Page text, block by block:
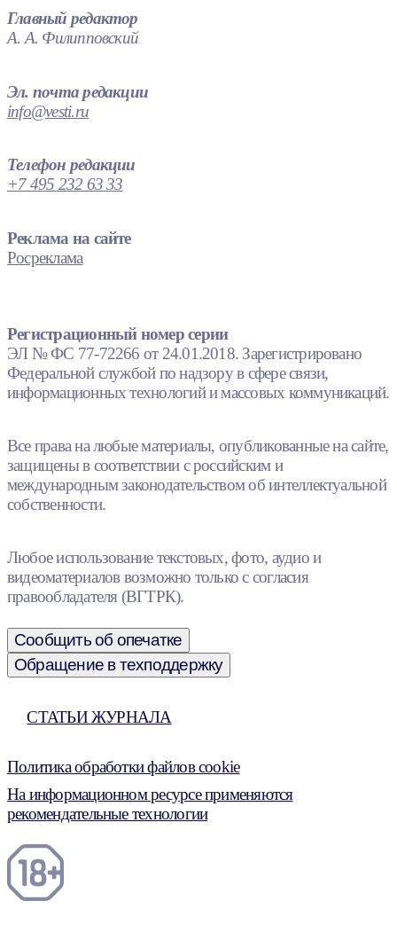
Главный редактор
А. А. Филипповский
Эл. почта редакции
info@vesti.ru
Телефон редакции
+7 495 232 63 33
Реклама на сайте
Росреклама
Регистрационный номер серии
ЭЛ № ФС 77-72266 от 24.01.2018. Зарегистрировано
Федеральной службой по надзору в сфере связи,
информационных технологий и массовых коммуникаций.
Все права на любые материалы, опубликованные на сайте,
защищены в соответствии с российским и
международным законодательством об интеллектуальной
собственности.
Любое использование текстовых, фото, аудио и
видеоматериалов возможно только с согласия
правообладателя (ВГТРК).
Сообщить об опечатке
Обращение в техподдержку
СТАТЬИ ЖУРНАЛА
Политика обработки файлов cookie
На информационном ресурсе применяются
рекомендательные технологии